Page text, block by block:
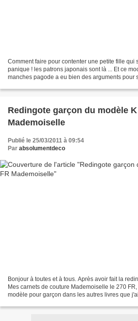
Comment faire pour contenter une petite fille qui
panique ! les patrons japonais sont là ... Et ce
manches pagode a eu bien des arguments pour
Redingote garçon du modèle
Mademoiselle
Publié le 25/03/2011 à 09:54
Par absolumentdeco
Bonjour à toutes et à tous. Après avoir fait la
Mes carnets de couture Mademoiselle le 270
modèle pour garçon dans les autres livres que